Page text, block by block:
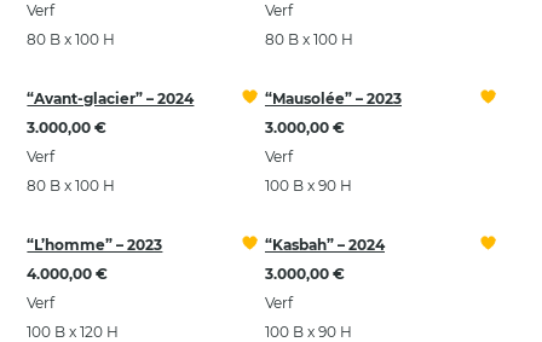
Verf
80 B x 100 H
Verf
80 B x 100 H
“Avant-glacier” – 2024
3.000,00 €
Verf
80 B x 100 H
“Mausolée” – 2023
3.000,00 €
Verf
100 B x 90 H
“L’homme” – 2023
4.000,00 €
Verf
100 B x 120 H
“Kasbah” – 2024
3.000,00 €
Verf
100 B x 90 H